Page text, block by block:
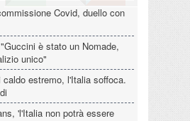
Covid, duello con
è stato un Nomade,
unico"
estremo, l'Italia soffoca.
'l'Italia non potrà essere